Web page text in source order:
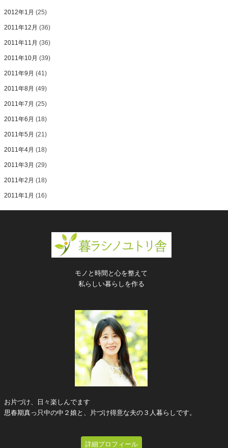
2012年1月 (25)
2011年12月 (36)
2011年11月 (36)
2011年10月 (39)
2011年9月 (41)
2011年8月 (49)
2011年7月 (25)
2011年6月 (18)
2011年5月 (21)
2011年4月 (18)
2011年3月 (29)
2011年2月 (18)
2011年1月 (16)
モノと時間と心を整えて
私らしい暮らしを作る
お片づけ、日々楽しんでます
思春期真っ只中の中２娘と、片づけ得意な夫の３人暮らしです。
詳細プロフィール